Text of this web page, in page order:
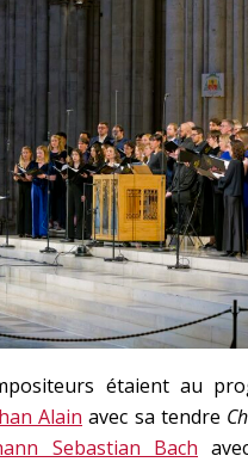
étaient au
Alain avec sa tendre
Sebastian Bach